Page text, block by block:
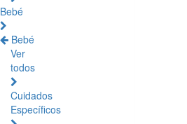
Bebé
Bebé
Ver
todos
Cuidados
Específicos